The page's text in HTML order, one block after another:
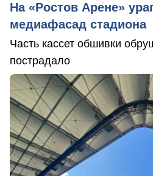
На «Ростов Арене»
медиафасад стадиона
Часть кассет обшивки
пострадало